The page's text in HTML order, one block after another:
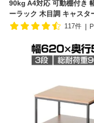
90kg A4対応 可動棚付き
ーラック 木目調 キャスタ
117件